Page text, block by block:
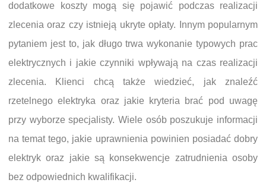
dodatkowe koszty mogą się pojawić podczas realizacji
zlecenia oraz czy istnieją ukryte opłaty. Innym popularnym
pytaniem jest to, jak długo trwa wykonanie typowych prac
elektrycznych i jakie czynniki wpływają na czas realizacji
zlecenia. Klienci chcą także wiedzieć, jak znaleźć
rzetelnego elektryka oraz jakie kryteria brać pod uwagę
przy wyborze specjalisty. Wiele osób poszukuje informacji
na temat tego, jakie uprawnienia powinien posiadać dobry
elektryk oraz jakie są konsekwencje zatrudnienia osoby
bez odpowiednich kwalifikacji.